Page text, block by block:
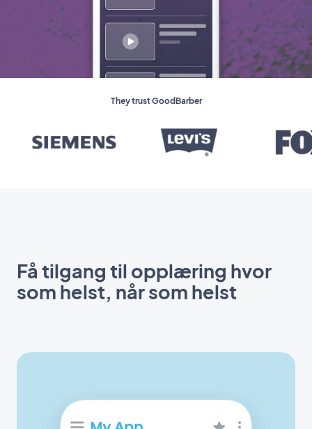
They trust GoodBarber
Få tilgang til opplæring hvor
som helst, når som helst